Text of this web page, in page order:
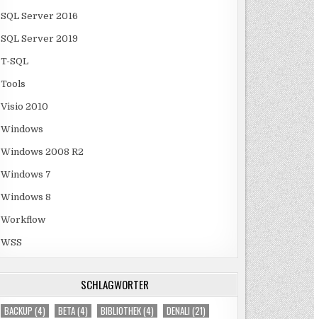
SQL Server 2016
SQL Server 2019
T-SQL
Tools
Visio 2010
Windows
Windows 2008 R2
Windows 7
Windows 8
Workflow
WSS
SCHLAGWÖRTER
BACKUP (4) BETA(4) BIBLIOTHEK(4) DENALI (21)